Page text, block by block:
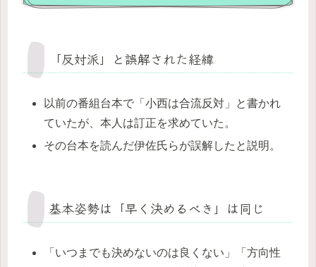
「反対派」と誤解された経緯
以前の番組台本で「小西は合流反対」と書かれ
ていたが、本人は訂正を求めていた。
その台本を読んだ伊佐氏らが誤解したと説明。
基本姿勢は「早く決めるべき」は同じ
「いつまでも決めないのは良くない」「方向性